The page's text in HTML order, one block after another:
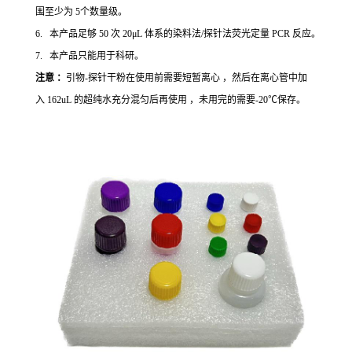
围至少为 5个数量级。
6. 本产品足够 50 次 20μL 体系的染料法/探针法荧光定量 PCR 反应。
7. 本产品只能用于科研。
注意 ： 引物-探针干粉在使用前需要短暂离心 ，然后在离心管中加
入 162uL 的超纯水充分混匀后再使用 ，未用完的需要-20℃保存。